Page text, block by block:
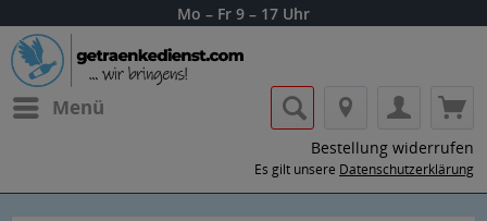
Mo – Fr 9 – 17 Uhr
Menü
Bestellung widerrufen
Es gilt unsere Datenschutzerklärung